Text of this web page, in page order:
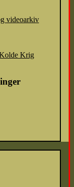
videoarkiv
Krig